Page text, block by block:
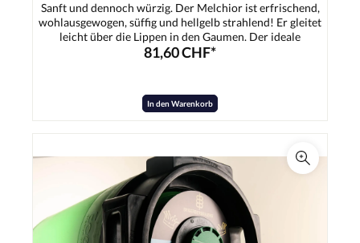
Sanft und dennoch würzig. Der Melchior ist erfrischend,
wohlausgewogen, süffig und hellgelb strahlend! Er gleitet
leicht über die Lippen in den Gaumen. Der ideale
Durstlöscher für jedermann - Ob nach dem Sport, nach der
81,60 CHF*
In den Warenkorb